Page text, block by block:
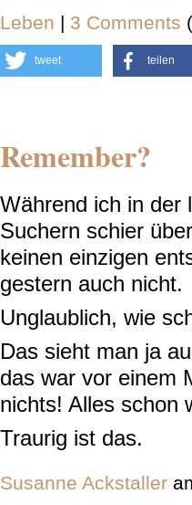
Leben | 3 Comments
tweet teilen
Remember?
Während ich in der
Suchern schier
keinen einzigen
gestern auch nicht.
Unglaublich, wie
Das sieht man ja
das war vor einem
nichts! Alles schon
Traurig ist das.
Susanne Ackstaller